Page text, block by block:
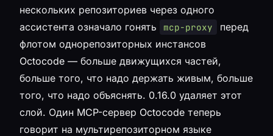
нескольких репозиториев через одного
ассистента означало гонять
mcp-proxy
перед
флотом однорепозиторных инстансов
Octocode — больше движущихся частей,
больше того, что надо держать живым, больше
того, что надо объяснять. 0.16.0 удаляет этот
слой. Один MCP-сервер Octocode теперь
говорит на мультирепозиторном языке